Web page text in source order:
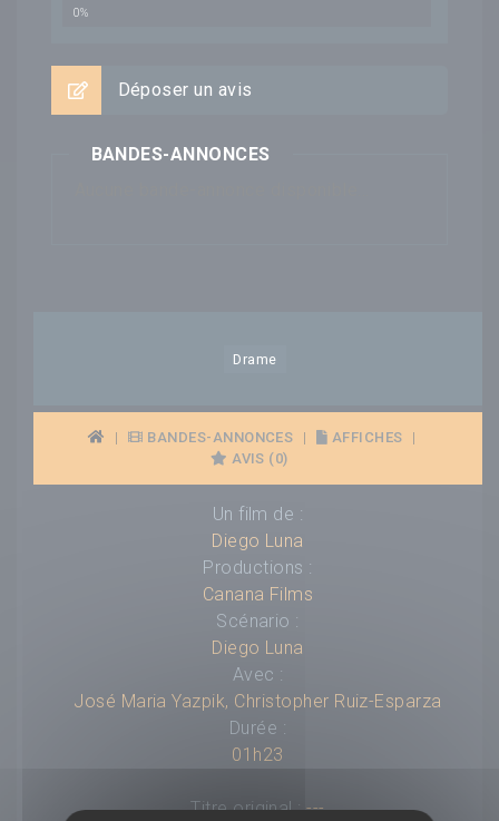
0%
Déposer un avis
BANDES-ANNONCES
Drame
| BANDES-ANNONCES | AFFICHES
|
AVIS (0)
Un film de :
Diego Luna
Productions :
Canana Films
Scénario :
Diego Luna
Avec :
José Maria Yazpik, Christopher Ruiz-Esparza
Durée :
01h23
Titre original :---